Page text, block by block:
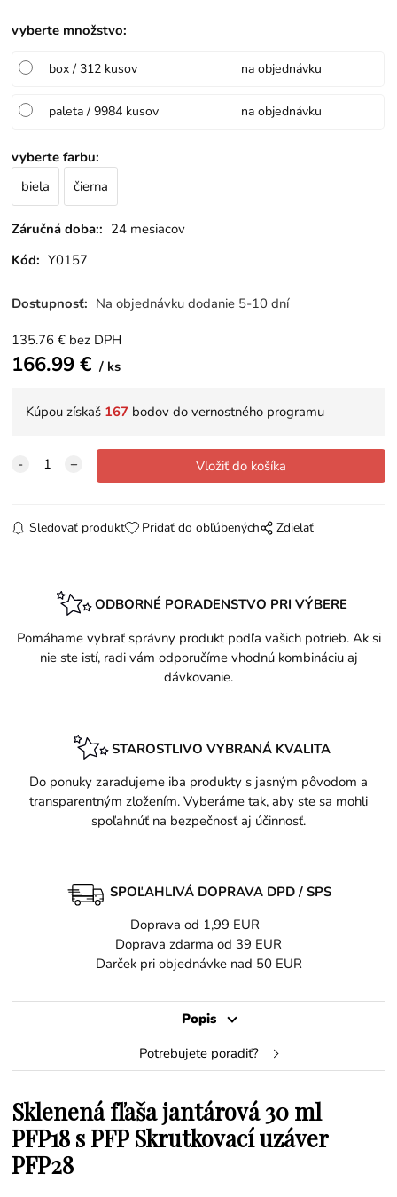
vyberte množstvo:
box / 312 kusov na objednávku
paleta / 9984 kusov na objednávku
vyberte farbu:
biela
čierna
Záručná doba:: 24 mesiacov
Kód: Y0157
Dostupnosť: Na objednávku dodanie 5-10 dní
135.76 € bez DPH
166.99€ ks
Kúpou získaš 167 bodov do vernostného programu
Sledovať produkt Pridať do obľúbených Zdielať
ODBORNÉ PORADENSTVO PRI VÝBERE
Pomáhame vybrať správny produkt podľa vašich potrieb. Ak si
nie ste istí, radi vám odporučíme vhodnú kombináciu aj
dávkovanie.
STAROSTLIVO VYBRANÁ KVALITA
Do ponuky zaraďujeme iba produkty s jasným pôvodom a
transparentným zložením. Vyberáme tak, aby ste sa mohli
spoľahnúť na bezpečnosť aj účinnosť.
SPOĽAHLIVÁ DOPRAVA DPD / SPS
Doprava od 1,99 EUR
Doprava zdarma od 39 EUR
Darček pri objednávke nad 50 EUR
Popis
Potrebujete poradiť?
Sklenená fľaša jantárová 30 ml
PFP18 s PFP Skrutkovací uzáver
PFP28